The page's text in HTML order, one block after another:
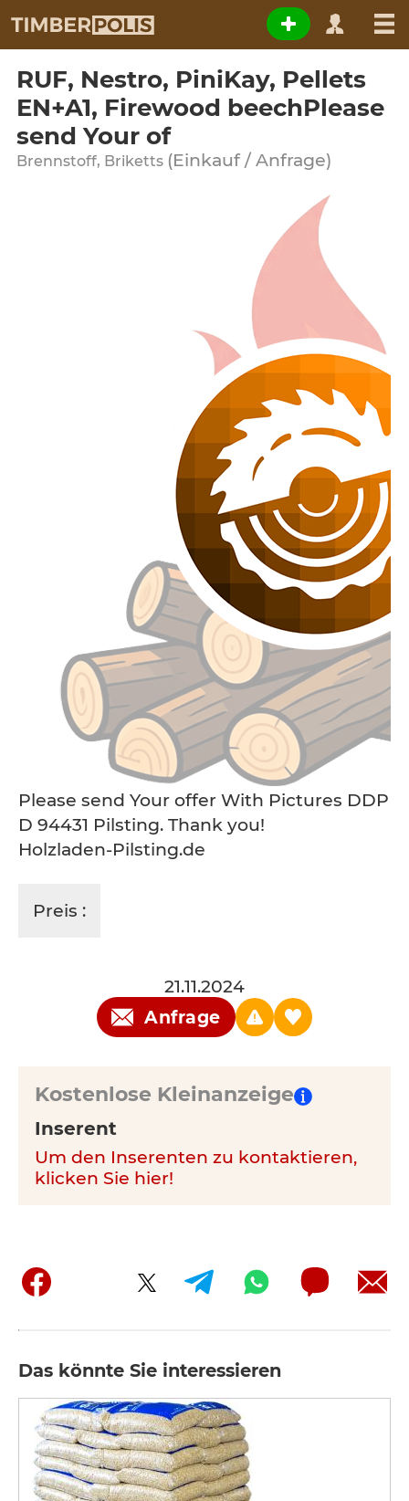
RUF, Nestro, PiniKay, Pellets
EN+A1, Firewood beechPlease
send Your of
Brennstoff, Briketts (Einkauf / Anfrage)
Please send Your offer With Pictures DDP
D 94431 Pilsting. Thank you!
Holzladen-Pilsting.de
Preis :
21.11.2024
Anfrage
Kostenlose Kleinanzeige
Inserent
Um den Inserenten zu kontaktieren,
klicken Sie hier!
Das könnte Sie interessieren